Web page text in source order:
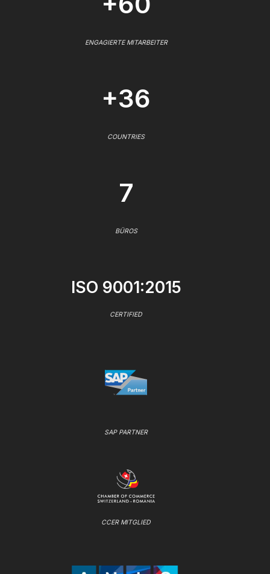
ENGAGIERTE MITARBEITER
+36
COUNTRIES
7
BÜROS
ISO 9001:2015
CERTIFIED
SAP PARTNER
CCER MITGLIED